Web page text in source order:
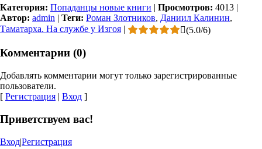
Категория: Попаданцы новые книги | Просмотров: 4013 |
Автор: admin | Теги: Роман Злотников, Даниил Калинин,
Таматарха. На службе у Изгоя | (5.0/6)
Комментарии (0)
Добавлять комментарии могут только зарегистрированные
пользователи.
[ Регистрация | Вход ]
Приветствуем вас!
Вход|Регистрация